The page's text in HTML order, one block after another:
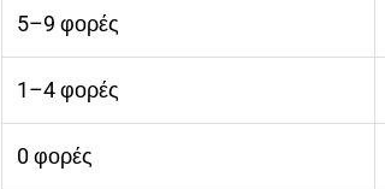
5–9 φορές
1–4 φορές
0 φορές